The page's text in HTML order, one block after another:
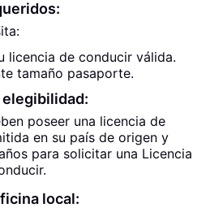
licencia de conducir válida.
tamaño pasaporte.
poseer una licencia de
en su país de origen y
para solicitar una Licencia
local: